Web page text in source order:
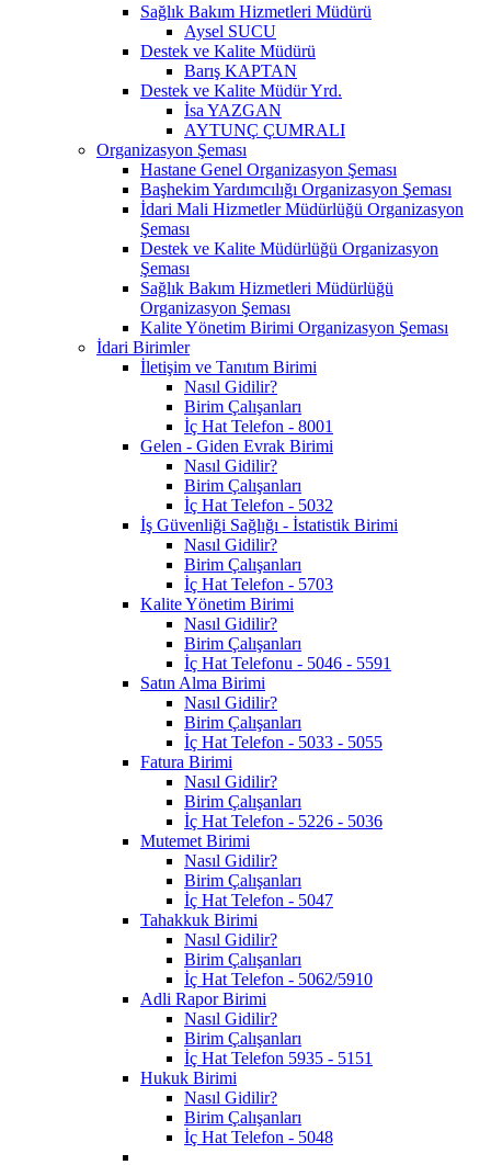
Sağlık Bakım Hizmetleri Müdürü
Aysel SUCU
Destek ve Kalite Müdürü
Barış KAPTAN
Destek ve Kalite Müdür Yrd.
İsa YAZGAN
AYTUNÇ ÇUMRALI
Organizasyon Şeması
Hastane Genel Organizasyon Şeması
Başhekim Yardımcılığı Organizasyon Şeması
İdari Mali Hizmetler Müdürlüğü Organizasyon
Şeması
Destek ve Kalite Müdürlüğü Organizasyon
Şeması
Sağlık Bakım Hizmetleri Müdürlüğü
Organizasyon Şeması
Kalite Yönetim Birimi Organizasyon Şeması
İdari Birimler
İletişim ve Tanıtım Birimi
Nasıl Gidilir?
Birim Çalışanları
İç Hat Telefon - 8001
Gelen - Giden Evrak Birimi
Nasıl Gidilir?
Birim Çalışanları
İç Hat Telefon - 5032
İş Güvenliği Sağlığı - İstatistik Birimi
Nasıl Gidilir?
Birim Çalışanları
İç Hat Telefon - 5703
Kalite Yönetim Birimi
Nasıl Gidilir?
Birim Çalışanları
İç Hat Telefonu - 5046 - 5591
Satın Alma Birimi
Nasıl Gidilir?
Birim Çalışanları
İç Hat Telefon - 5033 - 5055
Fatura Birimi
Nasıl Gidilir?
Birim Çalışanları
İç Hat Telefon - 5226 - 5036
Mutemet Birimi
Nasıl Gidilir?
Birim Çalışanları
İç Hat Telefon - 5047
Tahakkuk Birimi
Nasıl Gidilir?
Birim Çalışanları
İç Hat Telefon - 5062/5910
Adli Rapor Birimi
Nasıl Gidilir?
Birim Çalışanları
İç Hat Telefon 5935 - 5151
Hukuk Birimi
Nasıl Gidilir?
Birim Çalışanları
İç Hat Telefon - 5048